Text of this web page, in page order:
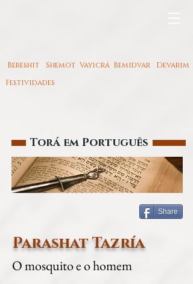
Share
Torá em Português
Bereshit Shemot Vayicrá Bemidvar
Devarim
Festividades
Parashat Tazría
O mosquito e o homem